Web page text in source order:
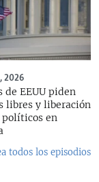
2026
de EEUU piden
libres y liberación
políticos en
todos los episodios